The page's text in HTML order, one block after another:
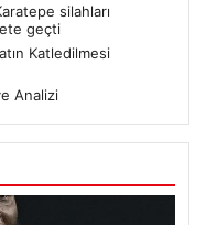
silahları
geçti
Katledilmesi
Analizi